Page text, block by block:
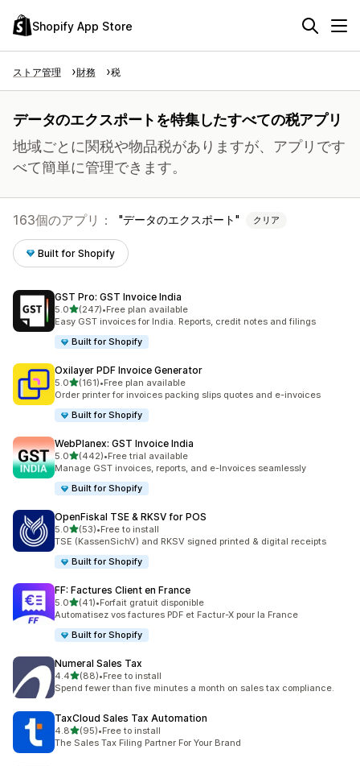
Shopify App Store
ストア管理 財務 税
データのエクスポートを特集したすべての税アプリ
地域ごとに関税や物品税がありますが、アプリです
べて簡単に管理できます。
163個のアプリ： データのエクスポート クリア
Built for Shopify
GST Pro: GST Invoice India
5.05つ星中
(247)
合計レビュー数：247件
•Free plan available
Easy GST invoices for India. Reports, credit notes and filings
Built for Shopify
Oxilayer PDF Invoice Generator
5.05つ星中
(161)
合計レビュー数：161件
•Free plan available
Order printer for invoices packing slips quotes and e-invoices
Built for Shopify
WebPlanex: GST Invoice India
5.05つ星中
(442)
合計レビュー数：442件
•Free trial available
Manage GST invoices, reports, and e-Invoices seamlessly
Built for Shopify
OpenFiskal TSE & RKSV for POS
5.05つ星中
(53)
合計レビュー数：53件
•Free to install
TSE (KassenSichV) and RKSV signed printed & digital receipts
Built for Shopify
FF: Factures Client en France
5.05つ星中
(41)
合計レビュー数：41件
•Forfait gratuit disponible
Automatisez vos factures PDF et Factur-X pour la France
Built for Shopify
Numeral Sales Tax
4.45つ星中
(88)
合計レビュー数：88件
•Free to install
Spend fewer than five minutes a month on sales tax compliance.
TaxCloud Sales Tax Automation
4.85つ星中
(95)
合計レビュー数：95件
•Free to install
The Sales Tax Filing Partner For Your Brand